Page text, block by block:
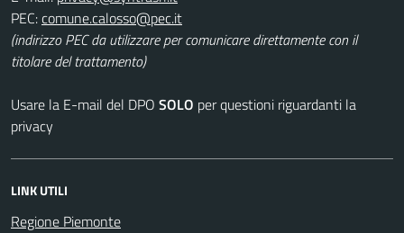
PEC:
(indirizzo PEC da utilizzare per comunicare direttamente con il
titolare del trattamento)
Usare la E-mail del DPO SOLO per questioni riguardanti la
privacy
LINK UTILI
Regione Piemonte